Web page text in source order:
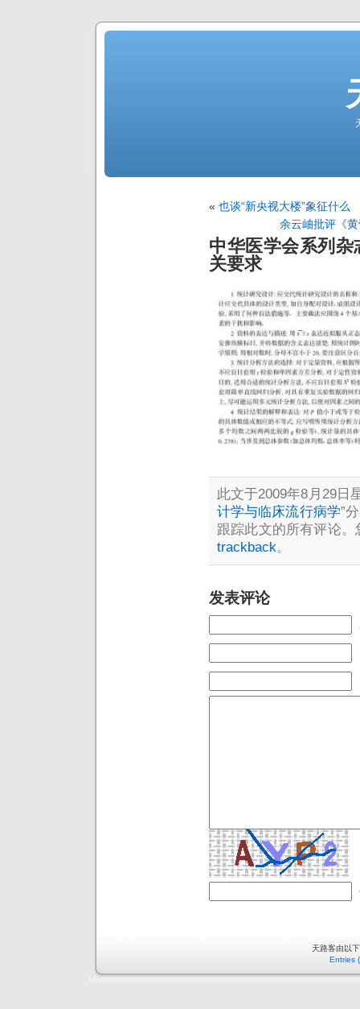
« 也谈“新央视大楼”象征什么
余云岫批评《
中华医学会系列
关要求
此文于2009年8月29日
计学与临床流行病学”
跟踪此文的所有评论。
trackback。
发表评论
天路客由以
Entries